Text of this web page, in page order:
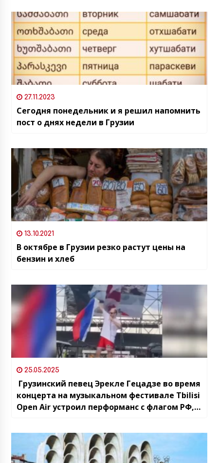
27.11.2023
Сегодня понедельник и я решил напомнить
пост о днях недели в Грузии
13.10.2021
В октябре в Грузии резко растут цены на
бензин и хлеб
25.05.2025
Грузинский певец Эрекле Гецадзе во время
концерта на музыкальном фестивале Tbilisi
Open Air устроил перформанс с флагом РФ,